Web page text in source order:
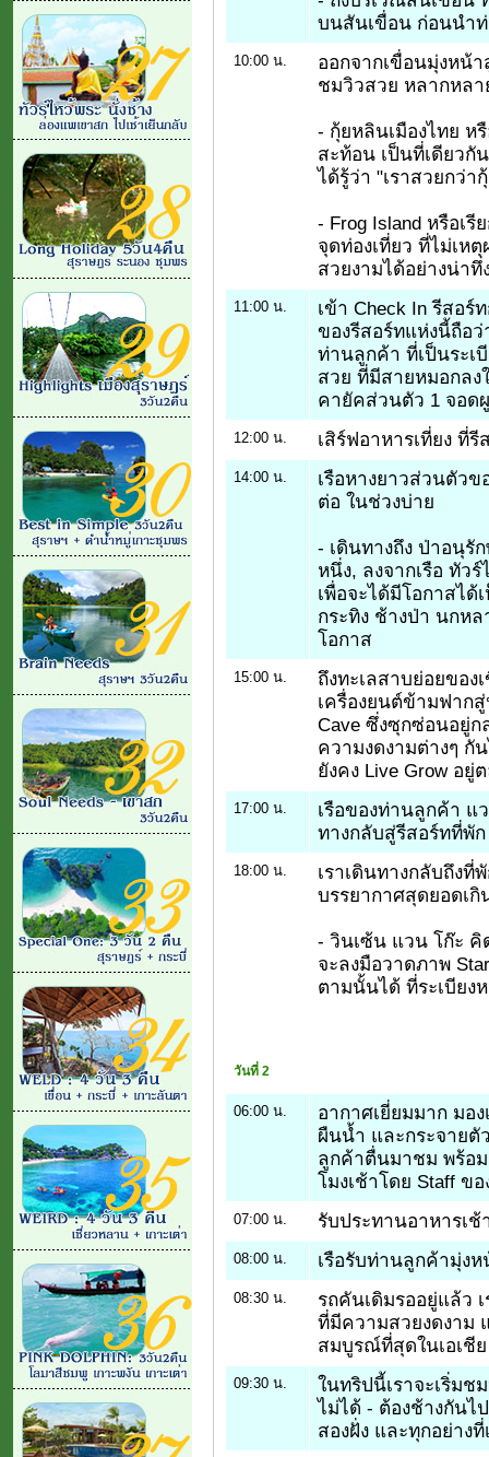
บนสันเขื่อน ก่อนนำท่
10:00 น.
ออกจากเขื่อนมุ่งหน้
ชมวิวสวย หลากหล
- กุ้ยหลินเมืองไทย ห
สะท้อน เป็นที่เดียวกั
ได้รู้ว่า "เราสวยกว่า
- Frog Island หรือเ
จุดท่องเที่ยว ที่ไม่เห
สวยงามได้อย่างน่าทึ่
11:00 น.
เข้า Check In รีสอ
ของรีสอร์ทแห่งนี้ถือ
ท่านลูกค้า ที่เป็นระเ
สวย ที่มีสายหมอกลง
คายัคส่วนตัว 1 จอด
12:00 น. เสิร์ฟอาหารเที่ยง ที่รี
14:00 น.
เรือหางยาวส่วนตัว
ต่อ ในช่วงบ่าย
- เดินทางถึง ป่าอนุรั
หนึ่ง, ลงจากเรือ ทัว
เพื่อจะได้มีโอกาสได้
กระทิง ช้างป่า นกห
โอกาส
15:00 น.
ถึงทะเลสาบย่อยขอ
เครื่องยนต์ข้ามฟาก
Cave ซึ่งซุกซ่อนอยู่ก
ความงดงามต่างๆ กั
ยังคง Live Grow อยู่
17:00 น.
เรือของท่านลูกค้า แ
ทางกลับสู่รีสอร์ทที่พัก
18:00 น.
เราเดินทางกลับถึงที่
บรรยากาศสุดยอดเกิ
- วินเซ้น แวน โก๊ะ คิ
จะลงมือวาดภาพ
ตามนั้นได้ ที่ระเบียง
วันที่ 2
06:00 น.
อากาศเยี่ยมมาก มอ
ผืนน้ำ และกระจายตั
ลูกค้าตื่นมาชม พร้อ
โมงเช้าโดย Staff ขอ
07:00 น. รับประทานอาหารเ
08:00 น. เรือรับท่านลูกค้ามุ่ง
08:30 น.
รถคันเดิมรออยู่แล้ว
ที่มีความสวยงดงาม
สมบูรณ์ที่สุดในเอเชีย
09:30 น.
ในทริปนี้เราจะเริ่มช
ไม่ได้ - ต้องช้างกันไ
สองฝั่ง และทุกอย่าง